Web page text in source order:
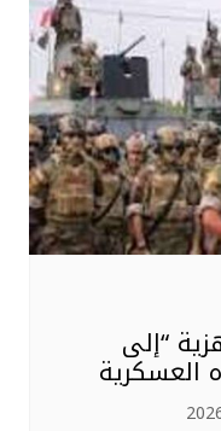
“إلى
العسكرية